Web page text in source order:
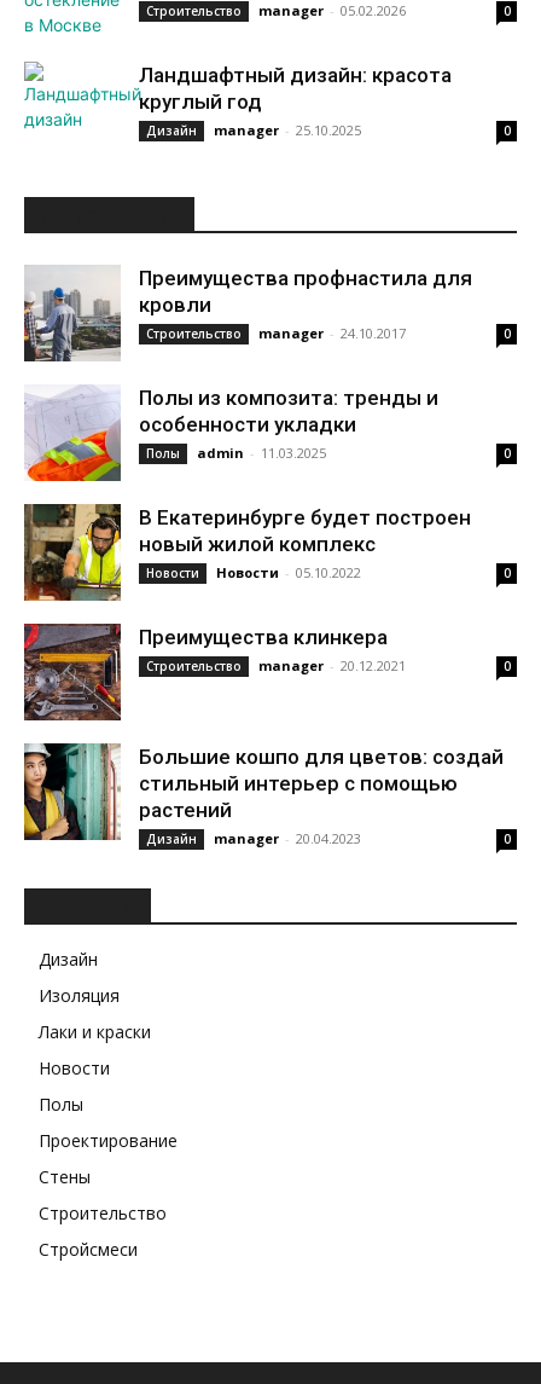
Строительство manager - 05.02.2026 0
Ландшафтный дизайн: красота
круглый год
Дизайн manager - 25.10.2025 0
Преимущества профнастила для
кровли
Строительство manager - 24.10.2017 0
Полы из композита: тренды и
особенности укладки
Полы admin - 11.03.2025 0
В Екатеринбурге будет построен
новый жилой комплекс
Новости Новости - 05.10.2022 0
Преимущества клинкера
Строительство manager - 20.12.2021 0
Большие кошпо для цветов: создай
стильный интерьер с помощью
растений
Дизайн manager - 20.04.2023 0
Дизайн
Изоляция
Лаки и краски
Новости
Полы
Проектирование
Стены
Строительство
Стройсмеси